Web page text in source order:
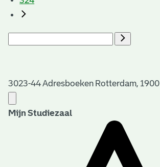
3023-44 Adresboeken Rotterdam, 1900
Mijn Studiezaal